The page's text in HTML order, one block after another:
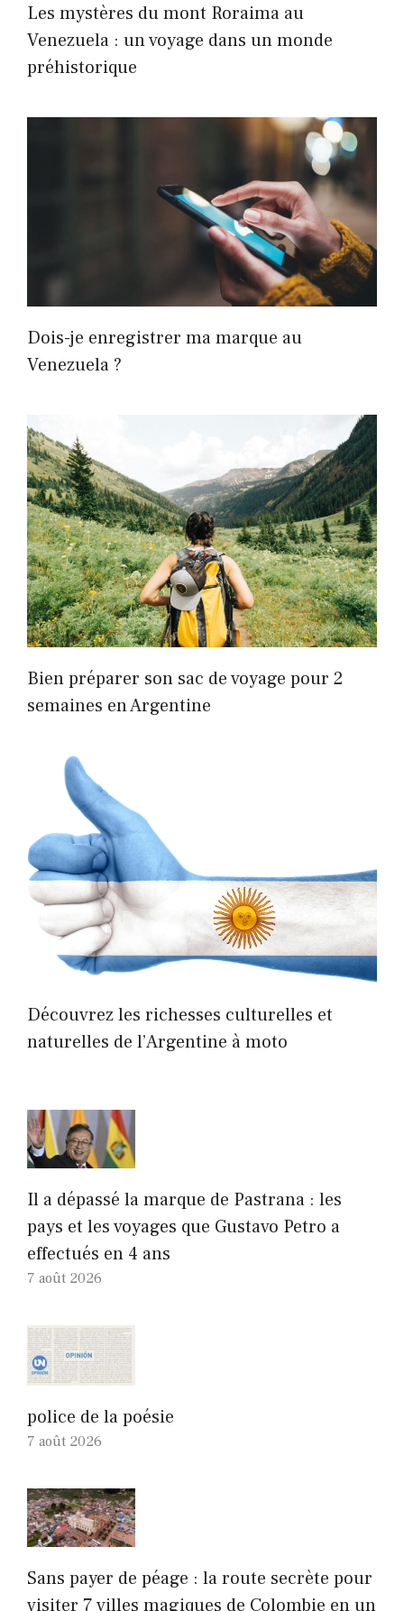
Les mystères du mont Roraima au
Venezuela : un voyage dans un monde
préhistorique
Dois-je enregistrer ma marque au
Venezuela ?
Bien préparer son sac de voyage pour 2
semaines en Argentine
Découvrez les richesses culturelles et
naturelles de l’Argentine à moto
Il a dépassé la marque de Pastrana : les
pays et les voyages que Gustavo Petro a
effectués en 4 ans
7 août 2026
police de la poésie
7 août 2026
Sans payer de péage : la route secrète pour
visiter 7 villes magiques de Colombie en un